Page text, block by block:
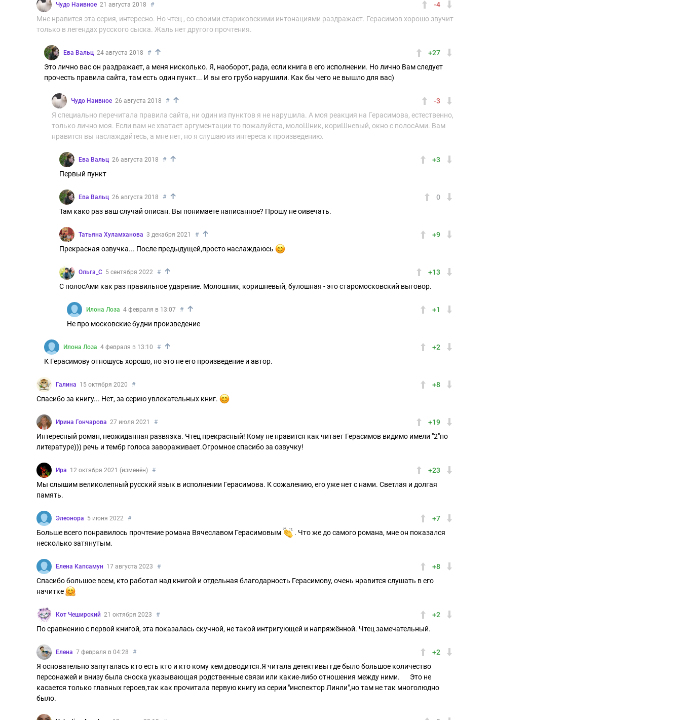
-4
Чудо Наивное 21 августа 2018 #
Мне нравится эта серия, интересно. Но чтец , со своими стариковскими интонациями раздражает. Герасимов хорошо звучит
только в легендах русского сыска. Жаль нет другого прочтения.
+27
Ева Вальц 24 августа 2018 # ↑
Это лично вас он раздражает, а меня нисколько. Я, наоборот, рада, если книга в его исполнении. Но лично Вам следует
прочесть правила сайта, там есть один пункт... И вы его грубо нарушили. Как бы чего не вышло для вас)
-3
Чудо Наивное 26 августа 2018 # ↑
Я специально перечитала правила сайта, ни один из пунктов я не нарушила. А моя реакция на Герасимова, естественно,
только лично моя. Если вам не хватает аргументации то пожалуйста, молоШник, кориШневый, окно с полосАми. Вам
нравится вы наслаждайтесь, а мне нет, но я слушаю из интереса к произведению.
+3
Ева Вальц 26 августа 2018 # ↑
Первый пункт
0
Ева Вальц 26 августа 2018 # ↑
Там како раз ваш случай описан. Вы понимаете написанное? Прошу не оивечать.
+9
Татьяна Хуламханова 3 декабря 2021 # ↑
Прекрасная озвучка... После предыдущей,просто наслаждаюсь
+13
Ольга_С 5 сентября 2022 # ↑
С полосАми как раз правильное ударение. Молошник, коришневый, булошная - это старомосковский выговор.
+1
Илона Лоза 4 февраля в 13:07 # ↑
Не про московские будни произведение
+2
Илона Лоза 4 февраля в 13:10 # ↑
К Герасимову отношусь хорошо, но это не его произведение и автор.
+8
Галина 15 октября 2020 #
Спасибо за книгу... Нет, за серию увлекательных книг.
+19
Ирина Гончарова 27 июля 2021 #
Интересный роман, неожиданная развязка. Чтец прекрасный! Кому не нравится как читает Герасимов видимо имели "2"по
литературе))) речь и тембр голоса завораживает.Огромное спасибо за озвучку!
+23
Ира 12 октября 2021 (изменён) #
Мы слышим великолепный русский язык в исполнении Герасимова. К сожалению, его уже нет с нами. Светлая и долгая
память.
+7
Элеонора 5 июня 2022 #
Больше всего понравилось прочтение романа Вячеславом Герасимовым
. Что же до самого романа, мне он показался
несколько затянутым.
+8
Елена Капсамун 17 августа 2023 #
Спасибо большое всем, кто работал над книгой и отдельная благодарность Герасимову, очень нравится слушать в его
начитке
+2
Кот Чеширский 21 октября 2023 #
По сравнению с первой книгой, эта показалась скучной, не такой интригующей и напряжённой. Чтец замечательный.
+2
Елена 7 февраля в 04:28 #
Я основательно запуталась кто есть кто и кто кому кем доводится.Я читала детективы где было большое количество
персонажей и внизу была сноска указывающая родственные связи или какие-либо отношения между ними.
Это не
касается только главных героев,так как прочитала первую книгу из серии "инспектор Линли",но там не так многолюдно
было.